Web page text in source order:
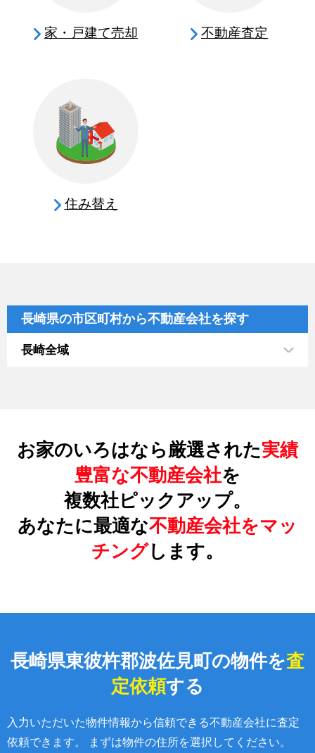
家・戸建て売却 不動産査定
住み替え
長崎県の市区町村から不動産会社を探す
長崎全域
お家のいろはなら厳選された実績
豊富な不動産会社を
複数社ピックアップ。
あなたに最適な不動産会社をマッ
チングします。
長崎県東彼杵郡波佐見町の物件を査
定依頼する
入力いただいた物件情報から信頼できる不動産会社に査定
依頼できます。 まずは物件の住所を選択してください。